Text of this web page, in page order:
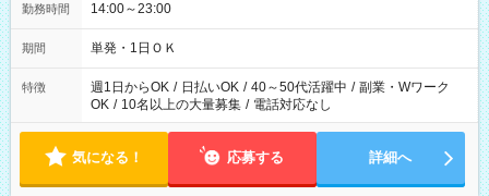
勤務時間 14:00～23:00
期間 単発・1日ＯＫ
特徴 週1日からOK / 日払いOK / 40～50代活躍中 / 副業・Wワーク
OK / 10名以上の大量募集 / 電話対応なし
気になる！ 応募する 詳細へ